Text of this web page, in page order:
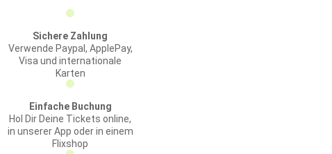
Sichere Zahlung
Verwende Paypal, ApplePay,
Visa und internationale
Karten
Einfache Buchung
Hol Dir Deine Tickets online,
in unserer App oder in einem
Flixshop